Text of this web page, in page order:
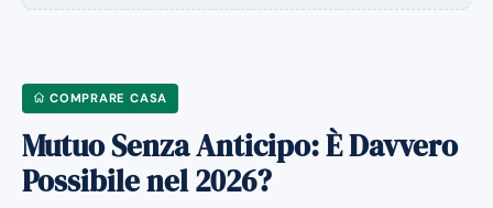
COMPRARE CASA
Mutuo Senza Anticipo: È Davvero
Possibile nel 2026?